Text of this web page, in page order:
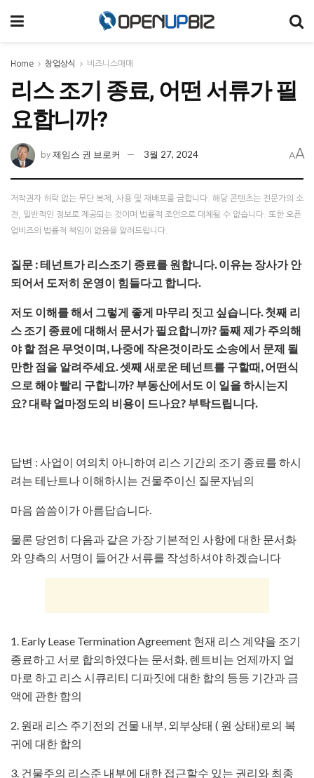
Home 창업상식 비즈니스매매
리스 조기 종료, 어떤 서류가 필
요합니까?
by 제임스 권 브로커 3월 27, 2024 AA
저작권자 허락 없는 무단 복제, 사용 및 재배포를 금합니다. 해당 콘텐츠는 전문가의 소
견, 일반적인 정보로 제공되는 것이며 법률적 조언으로 대체될 수 없습니다. 또한 오픈
업비즈의 법률적 책임이 없음을 알려드립니다.
질문 : 테넌트가 리스조기 종료를 원합니다. 이유는 장사가 안
되어서 도저히 운영이 힘들다고 합니다.
저도 이해를 해서 그렇게 좋게 마무리 짓고 싶습니다. 첫째 리
스 조기 종료에 대해서 문서가 필요합니까? 둘째 제가 주의해
야 할 점은 무엇이며, 나중에 작은것이라도 소송에서 문제 될
만한 점을 알려주세요. 셋째 새로운 테넌트를 구할때, 어떤식
으로 해야 빨리 구합니까? 부동산에서도 이 일을 하시는지
요? 대략 얼마정도의 비용이 드나요? 부탁드립니다.
답변 : 사업이 여의치 아니하여 리스 기간의 조기 종료를 하시
려는 테난트나 이해하시는 건물주이신 질문자님의
마음 씀씀이가 아름답습니다.
물론 당연히 다음과 같은 가장 기본적인 사항에 대한 문서화
와 양측의 서명이 들어간 서류를 작성하셔야 하겠습니다
1. Early Lease Termination Agreement 현재 리스 계약을 조기
종료하고 서로 합의하였다는 문서화, 렌트비는 언제까지 얼
마로 하고 리스 시큐리티 디파짓에 대한 합의 등등 기간과 금
액에 관한 합의
2. 원래 리스 주기전의 건물 내부, 외부상태 ( 원 상태)로의 복
귀에 대한 합의
3. 건물주의 리스준 내부에 대한 접근할수 있는 권리와 최종